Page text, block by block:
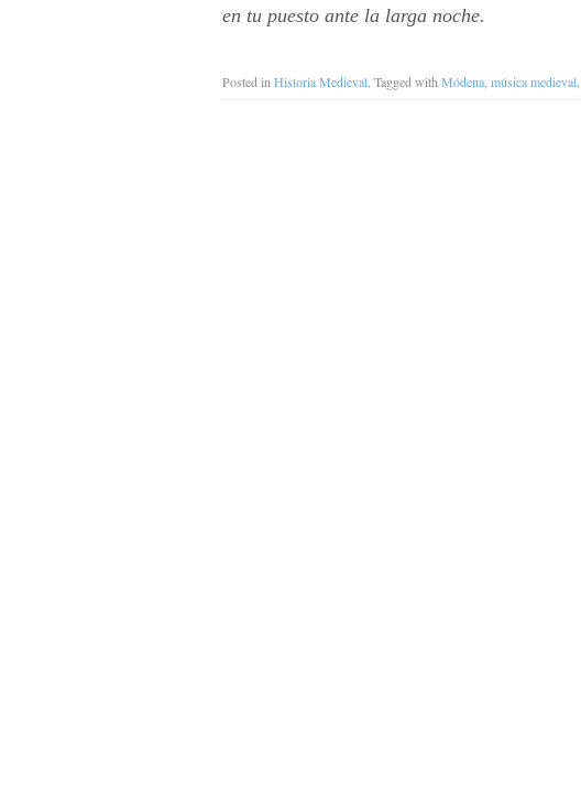
en tu puesto ante la larga noche.
Posted in Historia Medieval. Tagged with Módena música medieval